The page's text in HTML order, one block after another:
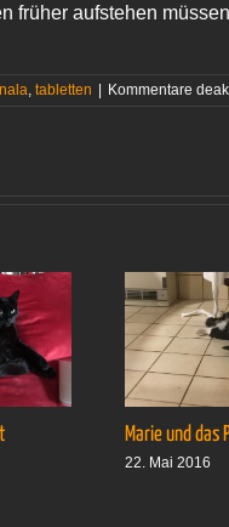
früher aufstehen
nala tabletten | Kommentare
Marie und das
22. Mai 2016